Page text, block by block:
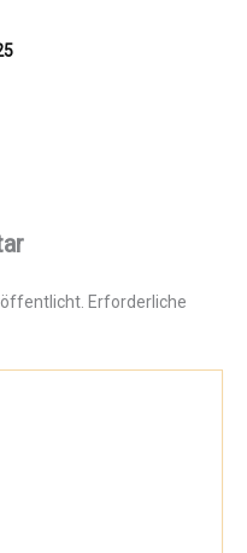
Erforderliche